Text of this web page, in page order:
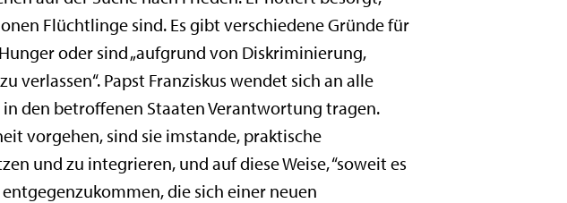
Flüchtlinge sind. Es gibt verschiedene Gründe für
oder sind „aufgrund von Diskriminierung,
Papst Franziskus wendet sich an alle
den betroffenen Staaten Verantwortung tragen.
vorgehen, sind sie imstande, praktische
und zu integrieren, und auf diese Weise, “soweit es
die sich einer neuen